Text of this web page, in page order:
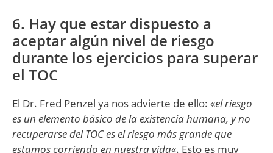
6. Hay que estar dispuesto a
aceptar algún nivel de riesgo
durante los ejercicios para superar
el TOC
El Dr. Fred Penzel ya nos advierte de ello: «el riesgo
es un elemento básico de la existencia humana, y no
recuperarse del TOC es el riesgo más grande que
estamos corriendo en nuestra vida«. Esto es muy